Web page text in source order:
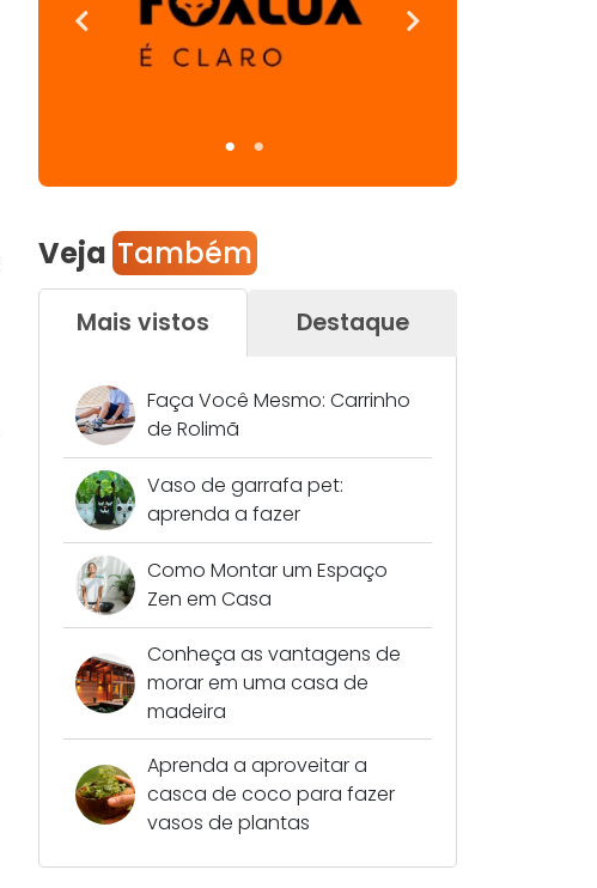
Veja Também
Mais vistos Destaque
Faça Você Mesmo: Carrinho
de Rolimã
Vaso de garrafa pet:
aprenda a fazer
Como Montar um Espaço
Zen em Casa
Conheça as vantagens de
morar em uma casa de
madeira
Aprenda a aproveitar a
casca de coco para fazer
vasos de plantas